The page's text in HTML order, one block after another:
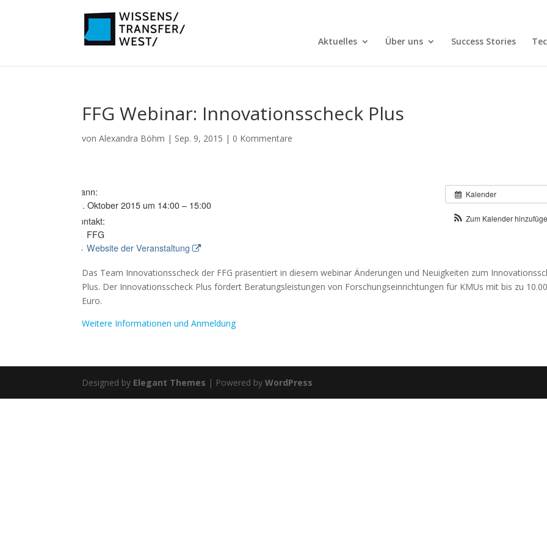
Aktuelles Über uns Success Stories
FFG Webinar: Innovationsscheck Plus
vonAlexandra Böhm | Sep. 9, 2015 | 0 Kommentare
Kalender
Zum Kalender
Wann:
19. Oktober 2015 um 14:00 – 15:00
Kontakt:
FFG
Website der Veranstaltung
Das Team Innovationsscheck der FFG präsentiert in diesem webinar Änderungen und Neuigkeiten zum
Plus. Der Innovationsscheck Plus fördert Beratungsleistungen von Forschungseinrichtungen für KMUs mit bis zu
Euro.
Weitere Informationen und Anmeldung
Designed by Elegant Themes | Powered byWordPress